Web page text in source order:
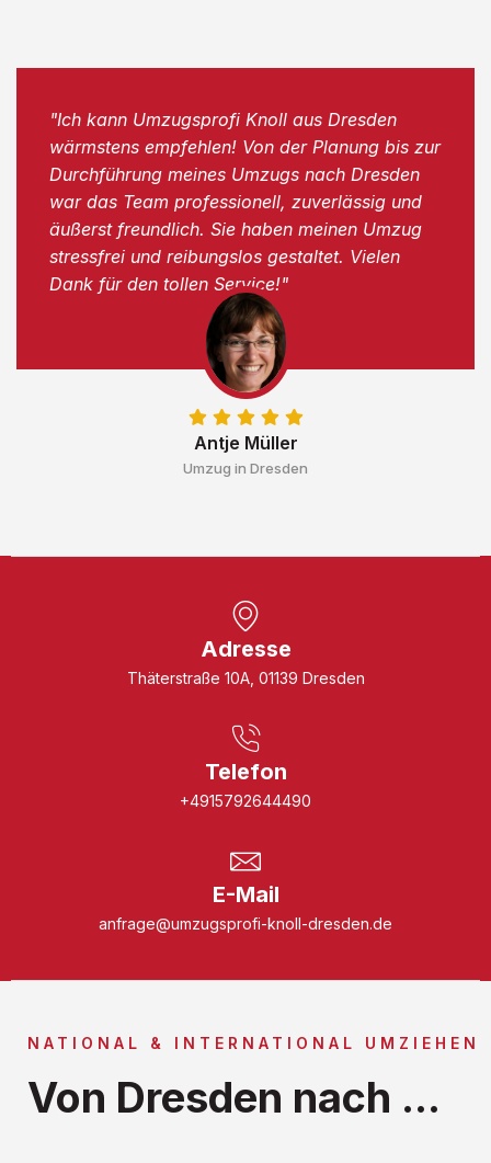
Antje Müller
Umzug in Dresden
"Ich kann Umzugsprofi Knoll aus Dresden
wärmstens empfehlen! Von der Planung bis zur
Durchführung meines Umzugs nach Dresden
war das Team professionell, zuverlässig und
äußerst freundlich. Sie haben meinen Umzug
stressfrei und reibungslos gestaltet. Vielen
Dank für den tollen Service!"
Adresse
Thäterstraße 10A, 01139 Dresden
Telefon
+4915792644490
E-Mail
anfrage@umzugsprofi-knoll-dresden.de
NATIONAL & INTERNATIONAL UMZIEHEN
Von Dresden nach ...